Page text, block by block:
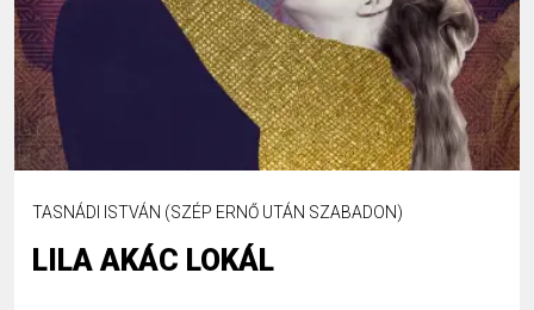
TASNÁDI ISTVÁN (SZÉP ERNŐ UTÁN SZABADON)
LILA AKÁC LOKÁL